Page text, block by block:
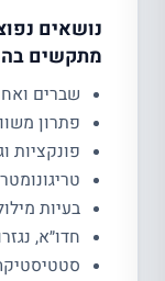
נושאים
מתקשים
שברים
פתרון
פונקציות
בעיות
חדו״א,